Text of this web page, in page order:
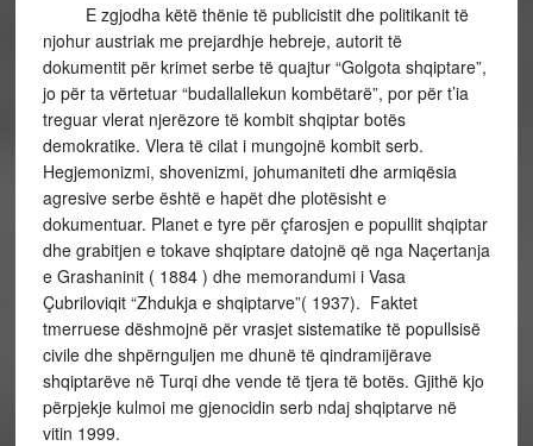
E zgjodha këtë thënie të publicistit dhe politikanit të
njohur austriak me prejardhje hebreje, autorit të
dokumentit për krimet serbe të quajtur “Golgota shqiptare”,
jo për ta vërtetuar “budallallekun kombëtarë”, por për t’ia
treguar vlerat njerëzore të kombit shqiptar botës
demokratike. Vlera të cilat i mungojnë kombit serb.
Hegjemonizmi, shovenizmi, johumaniteti dhe armiqësia
agresive serbe është e hapët dhe plotësisht e
dokumentuar. Planet e tyre për çfarosjen e popullit shqiptar
dhe grabitjen e tokave shqiptare datojnë që nga Naçertanja
e Grashaninit ( 1884 ) dhe memorandumi i Vasa
Çubriloviqit “Zhdukja e shqiptarve”( 1937). Faktet
tmerruese dëshmojnë për vrasjet sistematike të popullsisë
civile dhe shpërnguljen me dhunë të qindramijërave
shqiptarëve në Turqi dhe vende të tjera të botës. Gjithë kjo
përpjekje kulmoi me gjenocidin serb ndaj shqiptarve në
vitin 1999.